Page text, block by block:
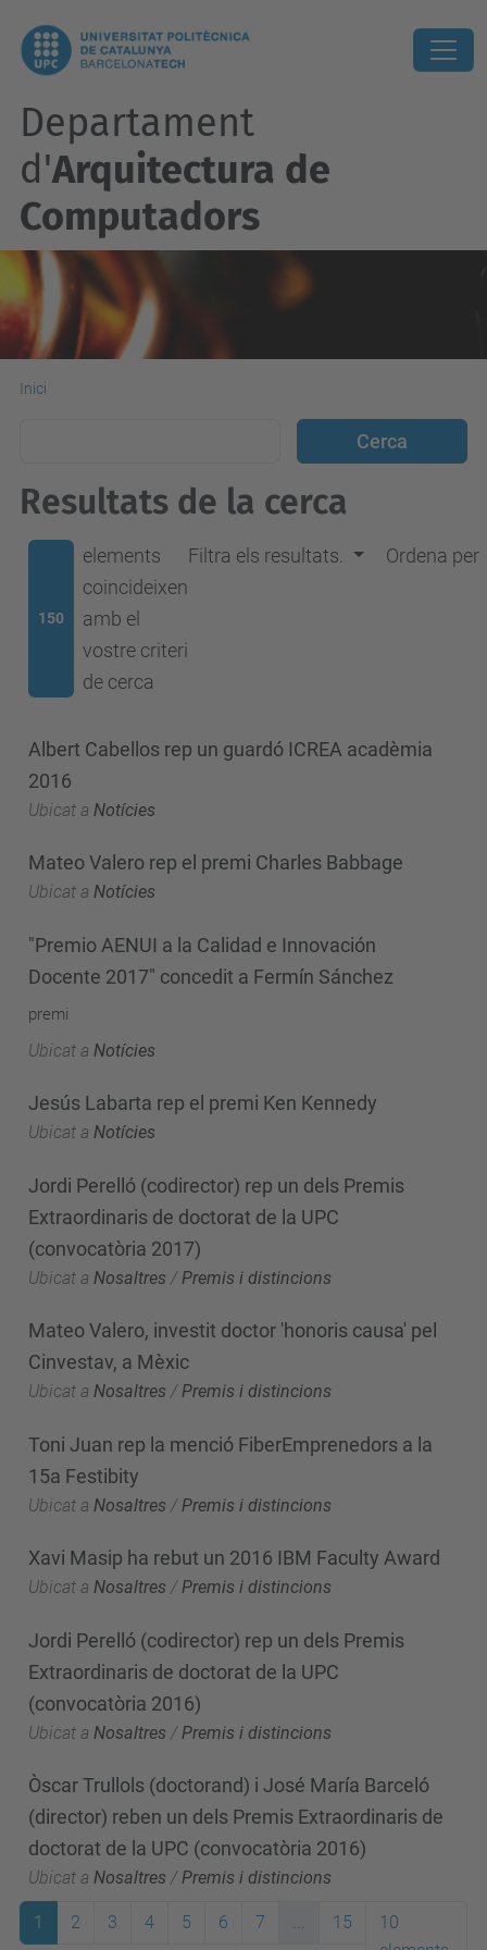
Departament
d'Arquitectura de
Computadors
Inici
Resultats de la cerca
150
elements
coincideixen
amb el
vostre criteri
de cerca
Filtra els resultats. Ordena per
Albert Cabellos rep un guardó ICREA acadèmia
2016
Ubicat a Notícies
Mateo Valero rep el premi Charles Babbage
Ubicat a Notícies
"Premio AENUI a la Calidad e Innovación
Docente 2017" concedit a Fermín Sánchez
premi
Ubicat a Notícies
Jesús Labarta rep el premi Ken Kennedy
Ubicat a Notícies
Jordi Perelló (codirector) rep un dels Premis
Extraordinaris de doctorat de la UPC
(convocatòria 2017)
Ubicat a Nosaltres / Premis i distincions
Mateo Valero, investit doctor 'honoris causa' pel
Cinvestav, a Mèxic
Ubicat a Nosaltres /Premis i distincions
Toni Juan rep la menció FiberEmprenedors a la
15a Festibity
Ubicat a Nosaltres / Premis i distincions
Xavi Masip ha rebut un 2016 IBM Faculty Award
Ubicat a Nosaltres /Premis i distincions
Jordi Perelló (codirector) rep un dels Premis
Extraordinaris de doctorat de la UPC
(convocatòria 2016)
Ubicat a Nosaltres / Premis i distincions
Òscar Trullols (doctorand) i José María Barceló
(director) reben un dels Premis Extraordinaris de
doctorat de la UPC (convocatòria 2016)
Ubicat a Nosaltres /Premis i distincions
1 2 3 4 5 6 7 ... 15
10